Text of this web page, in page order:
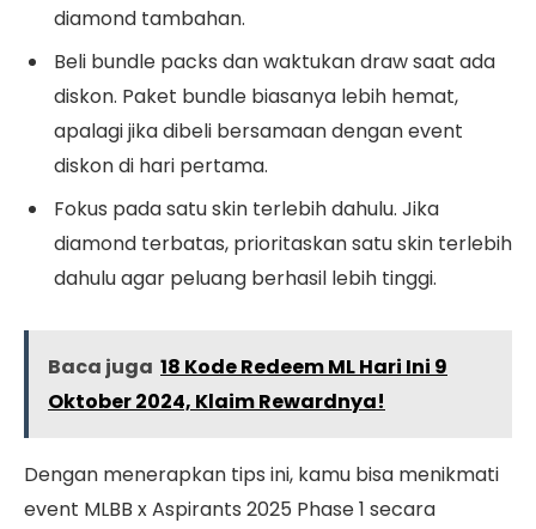
diamond tambahan.
Beli bundle packs dan waktukan draw saat ada
diskon. Paket bundle biasanya lebih hemat,
apalagi jika dibeli bersamaan dengan event
diskon di hari pertama.
Fokus pada satu skin terlebih dahulu. Jika
diamond terbatas, prioritaskan satu skin terlebih
dahulu agar peluang berhasil lebih tinggi.
Baca juga 18 Kode Redeem ML Hari Ini 9
Oktober 2024, Klaim Rewardnya!
Dengan menerapkan tips ini, kamu bisa menikmati
event MLBB x Aspirants 2025 Phase 1 secara